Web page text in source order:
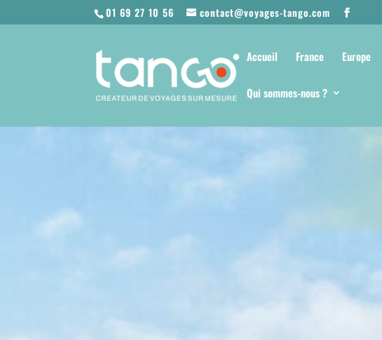
01 69 27 10 56 contact@voyages-tango.com
Accueil France Europe
Qui sommes-nous ?